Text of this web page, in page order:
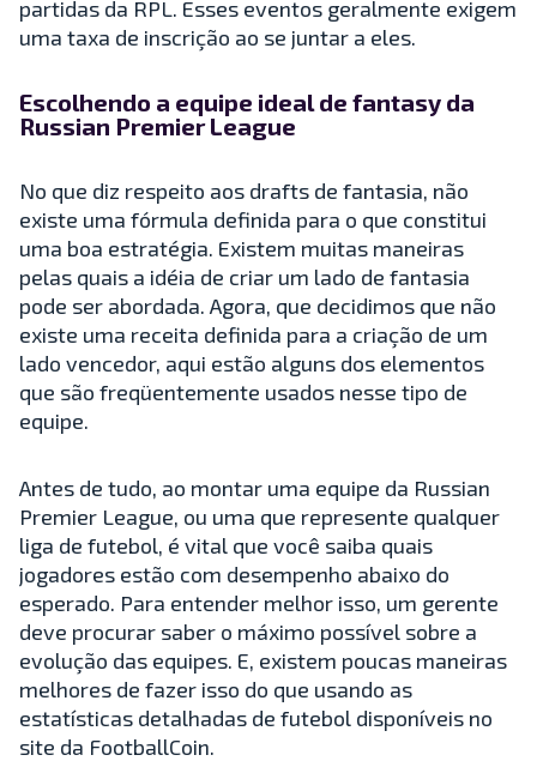
partidas da RPL. Esses eventos geralmente exigem
uma taxa de inscrição ao se juntar a eles.
Escolhendo a equipe ideal de fantasy da
Russian Premier League
No que diz respeito aos drafts de fantasia, não
existe uma fórmula definida para o que constitui
uma boa estratégia. Existem muitas maneiras
pelas quais a idéia de criar um lado de fantasia
pode ser abordada. Agora, que decidimos que não
existe uma receita definida para a criação de um
lado vencedor, aqui estão alguns dos elementos
que são freqüentemente usados nesse tipo de
equipe.
Antes de tudo, ao montar uma equipe da Russian
Premier League, ou uma que represente qualquer
liga de futebol, é vital que você saiba quais
jogadores estão com desempenho abaixo do
esperado. Para entender melhor isso, um gerente
deve procurar saber o máximo possível sobre a
evolução das equipes. E, existem poucas maneiras
melhores de fazer isso do que usando as
estatísticas detalhadas de futebol disponíveis no
site da FootballCoin.